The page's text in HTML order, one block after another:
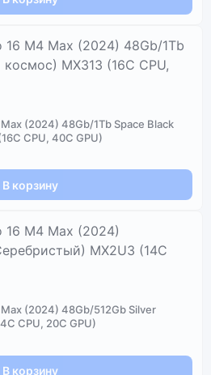
(2024) 48Gb/1Tb Space Black
CPU, 40C GPU)
В корзину
(2024) 48Gb/512Gb Silver
CPU, 20C GPU)
В корзину